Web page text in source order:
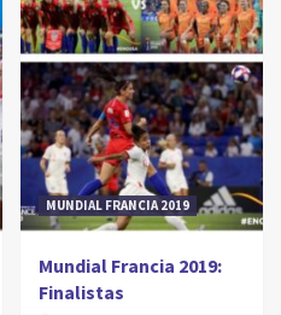
MUNDIAL FRANCIA 2019
Mundial Francia 2019:
Finalistas